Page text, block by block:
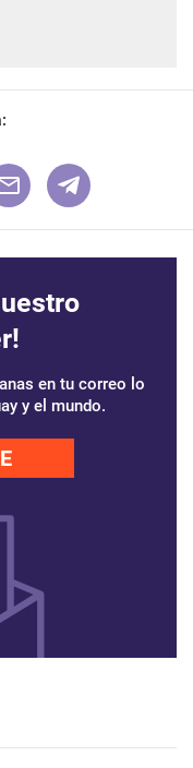
en tu correo lo
y el mundo.